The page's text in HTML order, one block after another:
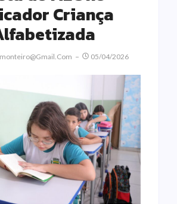
Criança
05/04/2026